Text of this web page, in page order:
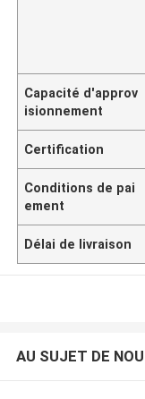
Capacité d'approv
isionnement
Certification
Conditions de pai
ement
Délai de livraison
AU SUJET DE